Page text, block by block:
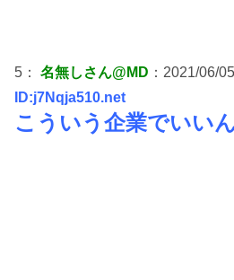
5： 名無しさん@MD ：2021/06/
ID:j7Nqja510.net
こういう企業でいい